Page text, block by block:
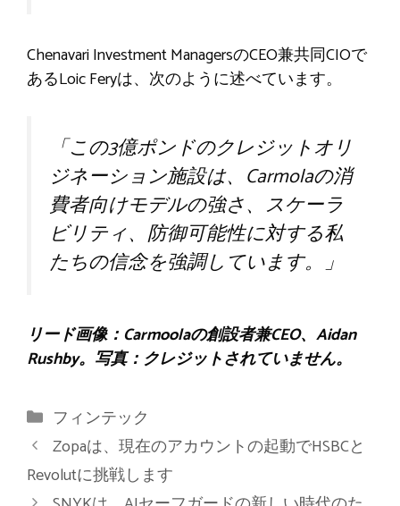
Chenavari Investment ManagersのCEO兼共同CIOで
あるLoic Feryは、次のように述べています。
「この3億ポンドのクレジットオリ
ジネーション施設は、Carmolaの消
費者向けモデルの強さ、スケーラ
ビリティ、防御可能性に対する私
たちの信念を強調しています。」
リード画像：Carmoolaの創設者兼CEO、Aidan
Rushby。写真：クレジットされていません。
カ
テ
ゴ
リ
フィンテック
Zopaは、現在のアカウントの起動でHSBCと
Revolutに挑戦します